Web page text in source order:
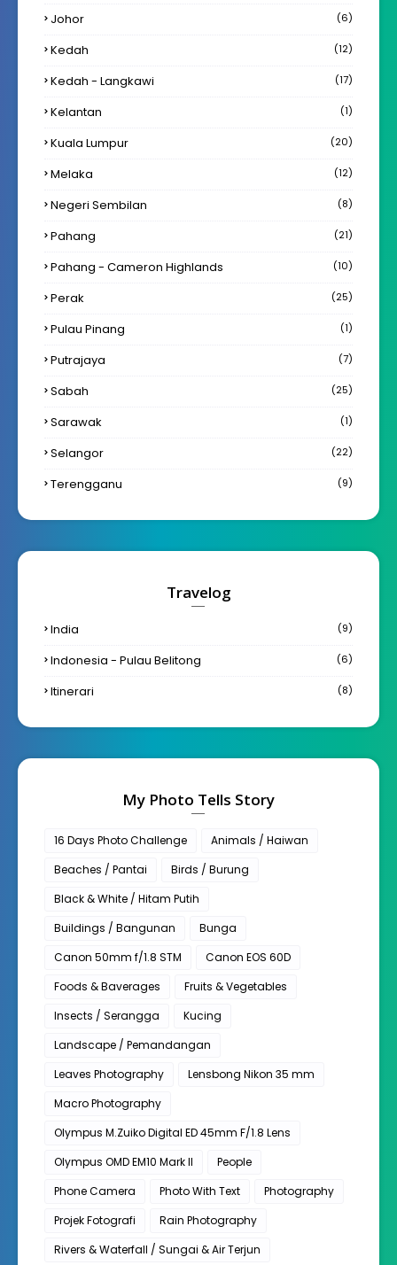
Johor (6)
Kedah (12)
Kedah - Langkawi (17)
Kelantan (1)
Kuala Lumpur (20)
Melaka (12)
Negeri Sembilan (8)
Pahang (21)
Pahang - Cameron Highlands (10)
Perak (25)
Pulau Pinang (1)
Putrajaya (7)
Sabah (25)
Sarawak (1)
Selangor (22)
Terengganu (9)
Travelog
India (9)
Indonesia - Pulau Belitong (6)
Itinerari (8)
My Photo Tells Story
16 Days Photo Challenge
Animals / Haiwan
Beaches / Pantai
Birds / Burung
Black & White / Hitam Putih
Buildings / Bangunan
Bunga
Canon 50mm f/1.8 STM
Canon EOS 60D
Foods & Baverages
Fruits & Vegetables
Insects / Serangga
Kucing
Landscape / Pemandangan
Leaves Photography
Lensbong Nikon 35 mm
Macro Photography
Olympus M.Zuiko Digital ED 45mm F/1.8 Lens
Olympus OMD EM10 Mark II
People
Phone Camera
Photo With Text
Photography
Projek Fotografi
Rain Photography
Rivers & Waterfall / Sungai & Air Terjun